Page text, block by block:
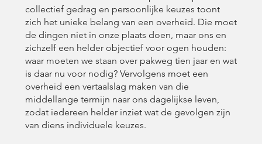
collectief gedrag en persoonlijke keuzes toont
zich het unieke belang van een overheid. Die moet
de dingen niet in onze plaats doen, maar ons en
zichzelf een helder objectief voor ogen houden:
waar moeten we staan over pakweg tien jaar en wat
is daar nu voor nodig? Vervolgens moet een
overheid een vertaalslag maken van die
middellange termijn naar ons ­dagelijkse leven,
zodat iedereen helder inziet wat de gevolgen zijn
van diens individuele keuzes.